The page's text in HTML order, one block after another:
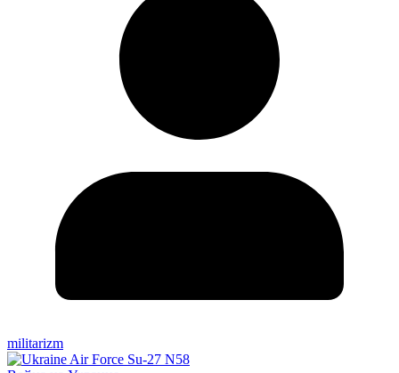
militarizm